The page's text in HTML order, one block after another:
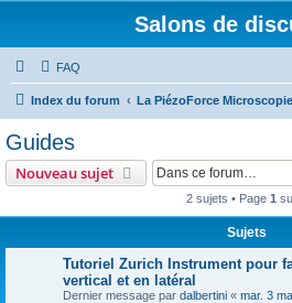
Salons de
FAQ
Index du forum La PiézoForce Microscopie
Guides
Nouveau sujet
2 sujets • Page 1
Sujets
Tutoriel Zurich Instrument pour
vertical et en latéral
Dernier message par dalbertini « mar. 3